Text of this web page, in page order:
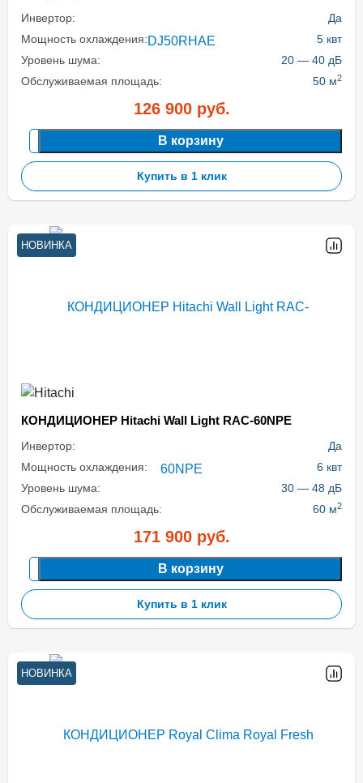
Инвертор:
Да
Мощность охлаждения:
5 квт
Уровень шума:
20 — 40 дБ
Обслуживаемая площадь:
50 м2
126 900руб.
В корзину
Купить в 1 клик
НОВИНКА
КОНДИЦИОНЕР Hitachi Wall Light RAC-60NPE
Инвертор:
Да
Мощность охлаждения:
6 квт
Уровень шума:
30 — 48 дБ
Обслуживаемая площадь:
60 м2
171 900руб.
В корзину
Купить в 1 клик
НОВИНКА